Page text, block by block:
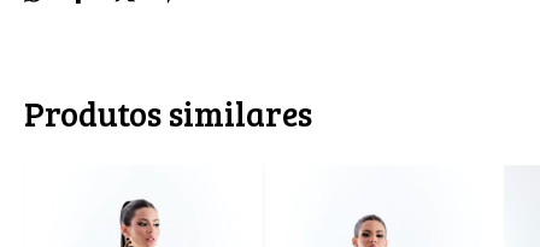
Produtos similares